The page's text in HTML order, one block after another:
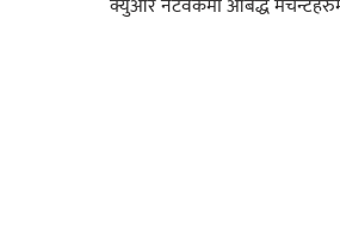
क्युआर नेटवर्कमा आबद्ध